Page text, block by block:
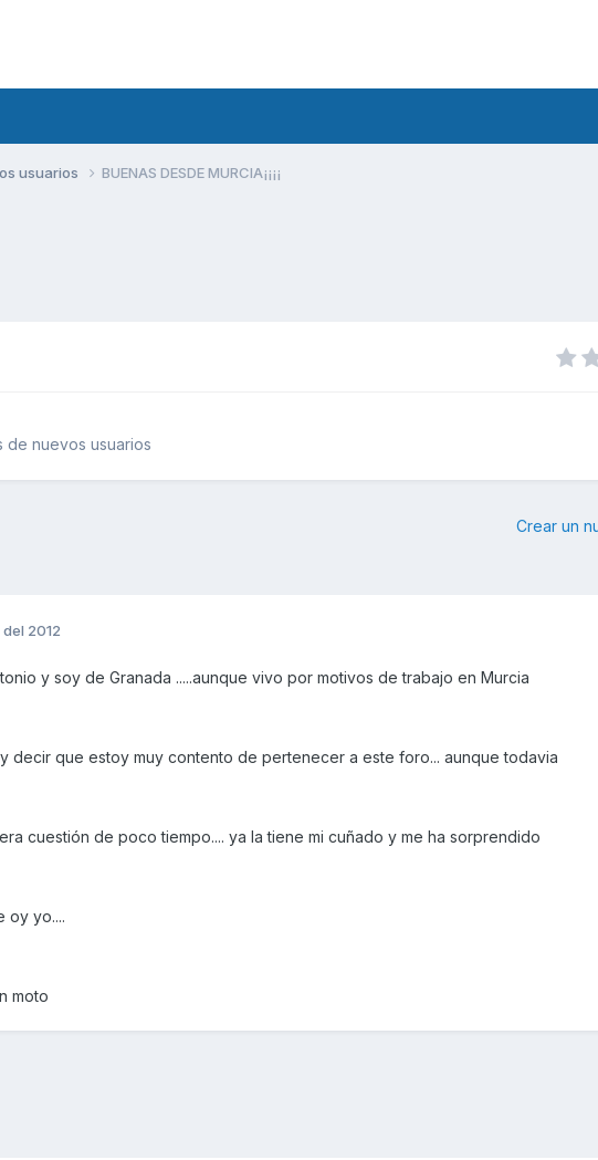
usuarios BUENAS DESDE MURCIA¡¡¡¡
de nuevos usuarios
Crear un
2012
y soy de Granada .....aunque vivo por motivos de trabajo en Murcia
decir que estoy muy contento de pertenecer a este foro... aunque todavia
cuestión de poco tiempo.... ya la tiene mi cuñado y me ha sorprendido
oy yo....
moto